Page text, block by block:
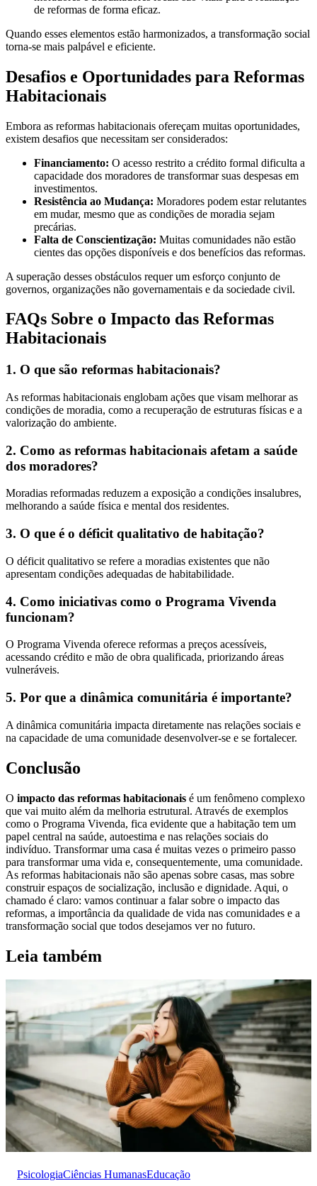
de reformas de forma eficaz.
Quando esses elementos estão harmonizados, a transformação social
torna-se mais palpável e eficiente.
Desafios e Oportunidades para Reformas
Habitacionais
Embora as reformas habitacionais ofereçam muitas oportunidades,
existem desafios que necessitam ser considerados:
Financiamento: O acesso restrito a crédito formal dificulta a
capacidade dos moradores de transformar suas despesas em
investimentos.
Resistência ao Mudança: Moradores podem estar relutantes
em mudar, mesmo que as condições de moradia sejam
precárias.
Falta de Conscientização: Muitas comunidades não estão
cientes das opções disponíveis e dos benefícios das reformas.
A superação desses obstáculos requer um esforço conjunto de
governos, organizações não governamentais e da sociedade civil.
FAQs Sobre o Impacto das Reformas
Habitacionais
1. O que são reformas habitacionais?
As reformas habitacionais englobam ações que visam melhorar as
condições de moradia, como a recuperação de estruturas físicas e a
valorização do ambiente.
2. Como as reformas habitacionais afetam a saúde
dos moradores?
Moradias reformadas reduzem a exposição a condições insalubres,
melhorando a saúde física e mental dos residentes.
3. O que é o déficit qualitativo de habitação?
O déficit qualitativo se refere a moradias existentes que não
apresentam condições adequadas de habitabilidade.
4. Como iniciativas como o Programa Vivenda
funcionam?
O Programa Vivenda oferece reformas a preços acessíveis,
acessando crédito e mão de obra qualificada, priorizando áreas
vulneráveis.
5. Por que a dinâmica comunitária é importante?
A dinâmica comunitária impacta diretamente nas relações sociais e
na capacidade de uma comunidade desenvolver-se e se fortalecer.
Conclusão
O impacto das reformas habitacionais é um fenômeno complexo
que vai muito além da melhoria estrutural. Através de exemplos
como o Programa Vivenda, fica evidente que a habitação tem um
papel central na saúde, autoestima e nas relações sociais do
indivíduo. Transformar uma casa é muitas vezes o primeiro passo
para transformar uma vida e, consequentemente, uma comunidade.
As reformas habitacionais não são apenas sobre casas, mas sobre
construir espaços de socialização, inclusão e dignidade. Aqui, o
chamado é claro: vamos continuar a falar sobre o impacto das
reformas, a importância da qualidade de vida nas comunidades e a
transformação social que todos desejamos ver no futuro.
Leia também
PsicologiaCiências HumanasEducação